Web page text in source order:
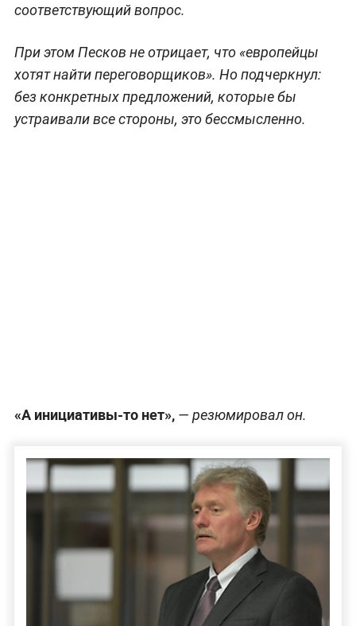
соответствующий вопрос.
При этом Песков не отрицает, что «европейцы
хотят найти переговорщиков». Но подчеркнул:
без конкретных предложений, которые бы
устраивали все стороны, это бессмысленно.
«А инициативы-то нет»,— резюмировал он.